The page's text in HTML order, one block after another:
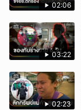
02:06
03:22
02:23